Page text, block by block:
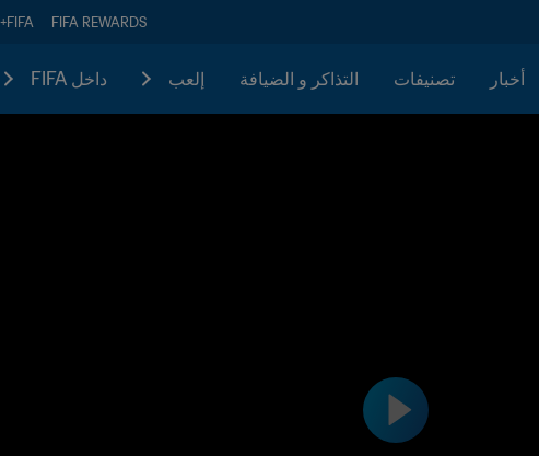
FIFA REWARDS
FIFA+
أخبار تصنيفات التذاكر و الضيافة إلعب داخل FIFA